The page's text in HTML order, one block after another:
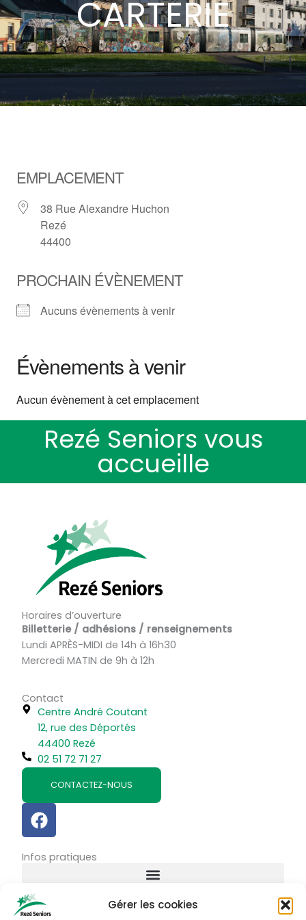
Gérer les cookies
CARTERIE
EMPLACEMENT
38 Rue Alexandre Huchon
Rezé
44400
PROCHAIN ÉVÈNEMENT
Aucuns évènements à venir
Évènements à venir
Aucun évènement à cet emplacement
Rezé Seniors vous
accueille
Horaires d’ouverture
Billetterie / adhésions / renseignements
Lundi APRÈS-MIDI de 14h à 16h30
Mercredi MATIN de 9h à 12h
Contact
Centre André Coutant
12, rue des Déportés
44400 Rezé
02 51 72 71 27
CONTACTEZ-NOUS
F
a
c
e
o
o
Infos pratiques
Connexion